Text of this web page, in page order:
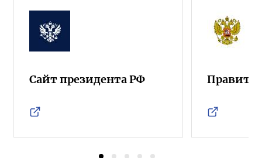
Сайт президента РФ